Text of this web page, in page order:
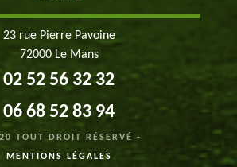
23 rue Pierre Pavoine
72000 Le Mans
02 52 56 32 32
06 68 52 83 94
TOUT DROIT RÉSERVÉ -
MENTIONS LÉGALES